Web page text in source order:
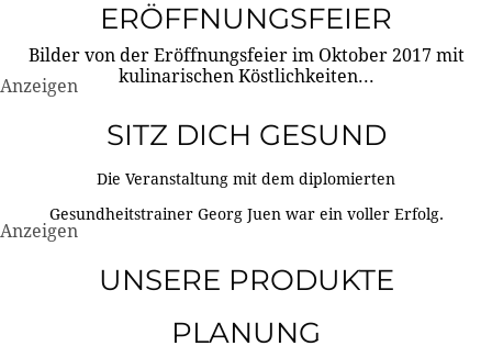
ERÖFFNUNGSFEIER
Bilder von der Eröffnungsfeier im Oktober 2017 mit
kulinarischen Köstlichkeiten...
Anzeigen
SITZ DICH GESUND
Die Veranstaltung mit dem diplomierten
Gesundheitstrainer Georg Juen war ein voller Erfolg.
Anzeigen
UNSERE PRODUKTE
PLANUNG